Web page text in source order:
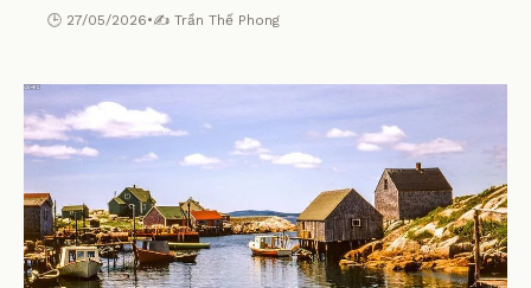
Cực Chất! từ chuyên gia.
🕒 27/05/2026•✍️ Trần Thế Phong